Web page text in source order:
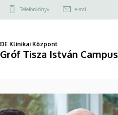
Telefonkönyv e-mail
DE Klinikai Központ
Gróf Tisza István Campus